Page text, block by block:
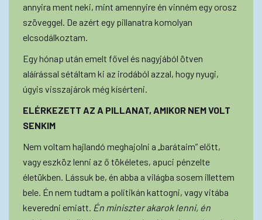
annyira ment neki, mint amennyire én vinném egy orosz
szöveggel. De azért egy pillanatra komolyan
elcsodálkoztam.
Egy hónap után emelt fővel és nagyjából ötven
aláírással sétáltam ki az irodából azzal, hogy nyugi,
úgyis visszajárok még kísérteni.
ELÉRKEZETT AZ A PILLANAT, AMIKOR NEM VOLT
SENKIM
Nem voltam hajlandó meghajolni a „barátaim” előtt,
vagy eszköz lenni az ő tökéletes, apuci pénzelte
életükben. Lássuk be, én abba a világba sosem illettem
bele. Én nem tudtam a politikán kattogni, vagy vitába
keveredni emiatt. Én miniszter akarok lenni, én